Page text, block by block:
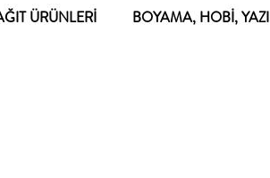
ÜRÜNLERİ BOYAMA, HOBİ, YAZI